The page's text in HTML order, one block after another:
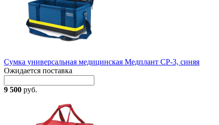
Сумка универсальная медицинская Медплант СР-3, синяя
Ожидается поставка
9 500 руб.